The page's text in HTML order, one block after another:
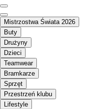
Mistrzostwa Świata 2026
Buty
Drużyny
Dzieci
Teamwear
Bramkarze
Sprzęt
Przestrzeń klubu
Lifestyle